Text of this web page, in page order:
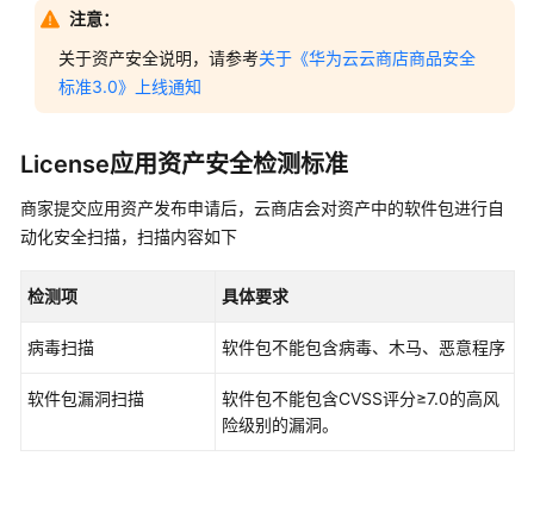
家
么
要
加
商
店
入
注意：
关于资产安全说明，请参考关于《华为云云商店商品安全
标准3.0》上线通知
License应用资产安全检测标准
商家提交应用资产发布申请后，云商店会对资产中的软件包进行自
动化安全扫描，扫描内容如下
检测项 具体要求
病毒扫描 软件包不能包含病毒、木马、恶意程序
软件包漏洞扫描
软件包不能包含CVSS评分≥7.0的高风
险级别的漏洞。